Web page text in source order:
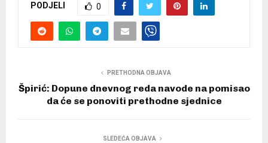
PODJELI 0
PRETHODNA OBJAVA
Špirić: Dopune dnevnog reda navode na pomisao
da će se ponoviti prethodne sjednice
SLEDEĆA OBJAVA